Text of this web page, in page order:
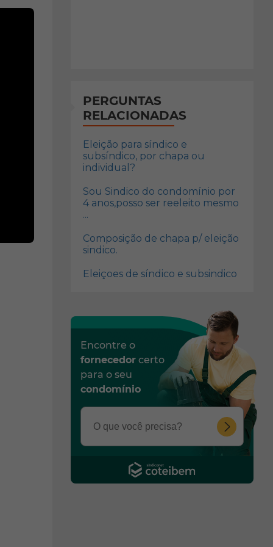
PERGUNTAS
RELACIONADAS
Eleição para síndico e
subsíndico, por chapa ou
individual?
Sou Sindico do condomínio por
4 anos,posso ser reeleito mesmo
...
Composição de chapa p/ eleição
sindico.
Eleiçoes de síndico e subsindico
Encontre o
fornecedor certo
para o seu
condomínio